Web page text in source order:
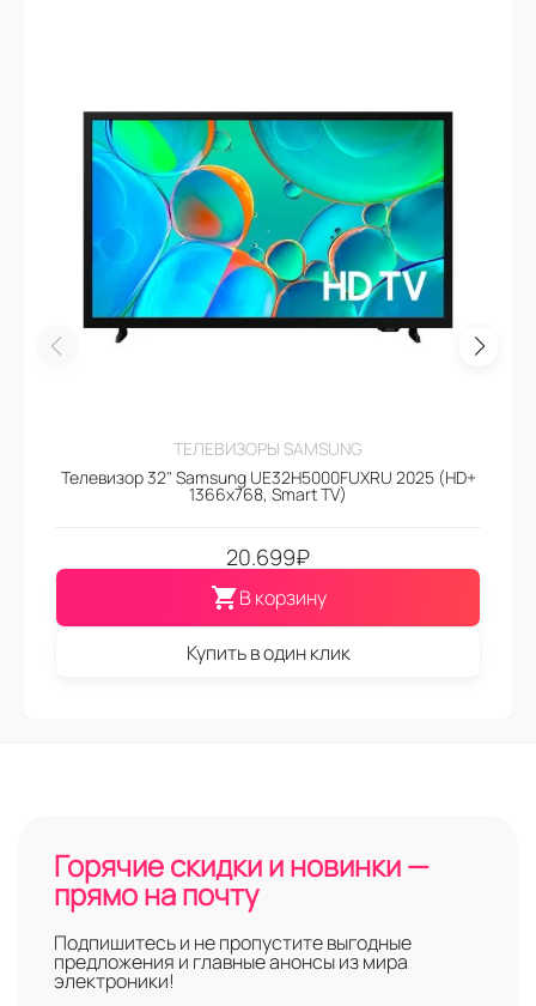
ТЕЛЕВИЗОРЫ SAMSUNG
Телевизор 32" Samsung UE32H5000FUXRU 2025 (HD+
1366x768, Smart TV)
20.699₽
В корзину
Купить в один клик
Горячие скидки и новинки —
прямо на почту
Подпишитесь и не пропустите выгодные
предложения и главные анонсы из мира
электроники!